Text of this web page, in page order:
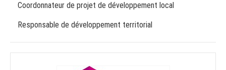
Coordonnateur de projet de développement local
Responsable de développement territorial